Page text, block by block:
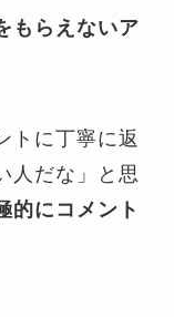
もらえないア
トに丁寧に返
人だな」と思
的にコメント